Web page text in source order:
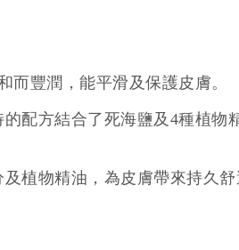
豐潤，能平滑及保護皮膚。
配方結合了死海鹽及4種植物
植物精油，為皮膚帶來持久舒